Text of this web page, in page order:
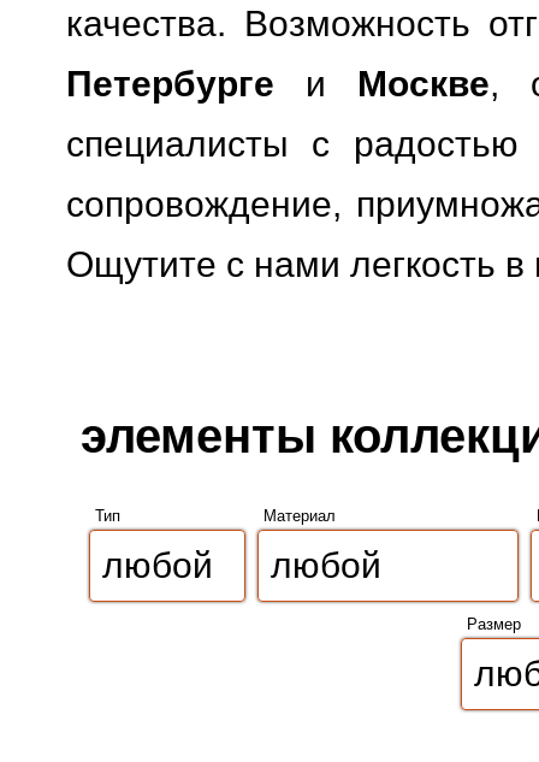
качества. Возможность
Петербурге и Москве,
специалисты с радостью
сопровождение,
Ощутите с нами легкость
элементы
Тип Материал
Размер